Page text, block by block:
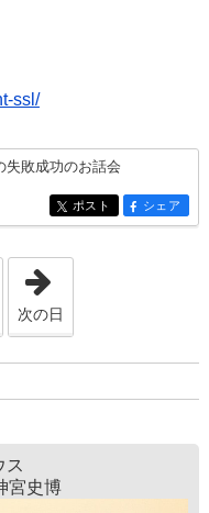
ssl/
敗成功のお話会
entry329
ポスト entry329
シェア
10日」
次の日
ス
宮史博